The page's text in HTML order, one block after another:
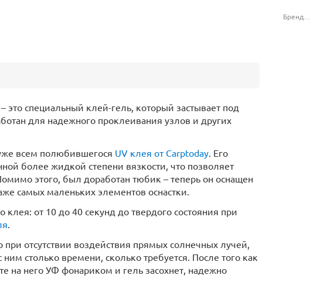
Бренд
– это специальный клей-гель, который застывает под
для надежного проклеивания узлов и других
всем полюбившегося UV клея от Carptoday. Его
более жидкой степени вязкости, что позволяет
этого, был доработан тюбик – теперь он оснащен
самых маленьких элементов оснастки.
от 10 до 40 секунд до твердого состояния при
.
отсутствии воздействия прямых солнечных лучей,
столько времени, сколько требуется. После того как
на него УФ фонариком и гель засохнет, надежно